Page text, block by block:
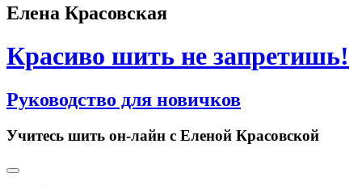
Елена Красовская
Красиво шить не запретишь!
Руководство для новичков
Учитесь шить он-лайн с Еленой Красовской
Primary